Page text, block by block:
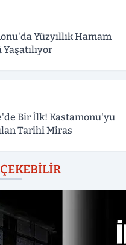
Yüzyıllık Hamam
Bir İlk! Kastamonu'yu
Tarihi Miras